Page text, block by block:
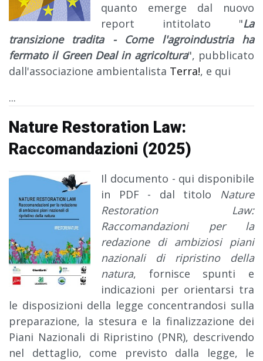
quanto emerge dal nuovo
report intitolato "La
transizione tradita - Come l'agroindustria ha
fermato il Green Deal in agricoltura", pubblicato
dall'associazione ambientalista Terra!, e qui
...
Nature Restoration Law:
Raccomandazioni (2025)
Il documento - qui disponibile
in PDF - dal titolo Nature
Restoration Law:
Raccomandazioni per la
redazione di ambiziosi piani
nazionali di ripristino della
natura, fornisce spunti e
indicazioni per orientarsi tra
le disposizioni della legge concentrandosi sulla
preparazione, la stesura e la finalizzazione dei
Piani Nazionali di Ripristino (PNR), descrivendo
nel dettaglio, come previsto dalla legge, le